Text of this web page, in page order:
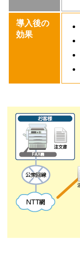
導入後の
効果